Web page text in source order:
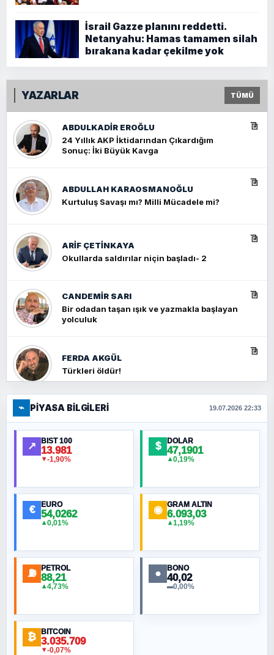
İsrail Gazze planını reddetti.
Netanyahu: Hamas tamamen silah
bırakana kadar çekilme yok
YAZARLAR TÜMÜ
ABDULKADIR EROĞLU
24 Yıllık AKP İktidarından Çıkardığım
Sonuç: İki Büyük Kavga
ABDULLAH KARAOSMANOĞLU
Kurtuluş Savaşı mı? Milli Mücadele mi?
ARIF ÇETİNKAYA
Okullarda saldırılar niçin başladı- 2
CANDEMIR SARI
Bir odadan taşan ışık ve yazmakla başlayan
yolculuk
FERDA AKGÜL
Türkleri öldür!
FERHAT BÜYÜKKALKAN
Ankara Zirvesi: NATO Toplantısı mı, Yeni
Ortadoğu Haritasının Provası mı?
MURAT ÖZKAN
NURETTIN BÖLÜK
ORHAN KILIÇOĞLU
Fahişeye beyinli bir müstevli alçağına
⌁ PIYASA BILGILERI 19.07.2026 22:33
↗ BIST 100
13.981
▼-1,90%
$ DOLAR
47,1901
▲0,19%
€ EURO
54,0262
▲0,01%
◉ GRAM ALTIN
6.093,03
▲1,19%
⛽ PETROL
88,21
▲4,73%
● BONO
40,02
▬0,00%
₿ BITCOIN
3.035.709
▼-0,07%